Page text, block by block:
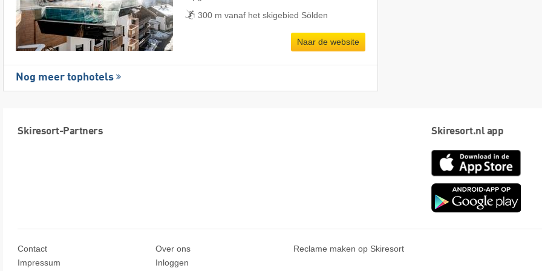
300 m vanaf het skigebied Sölden
Naar de website
Nog meer tophotels
Skiresort-Partners Skiresort.nl app
App
Contact
Impressum
Over ons
Inloggen
Reclame maken op Skiresort